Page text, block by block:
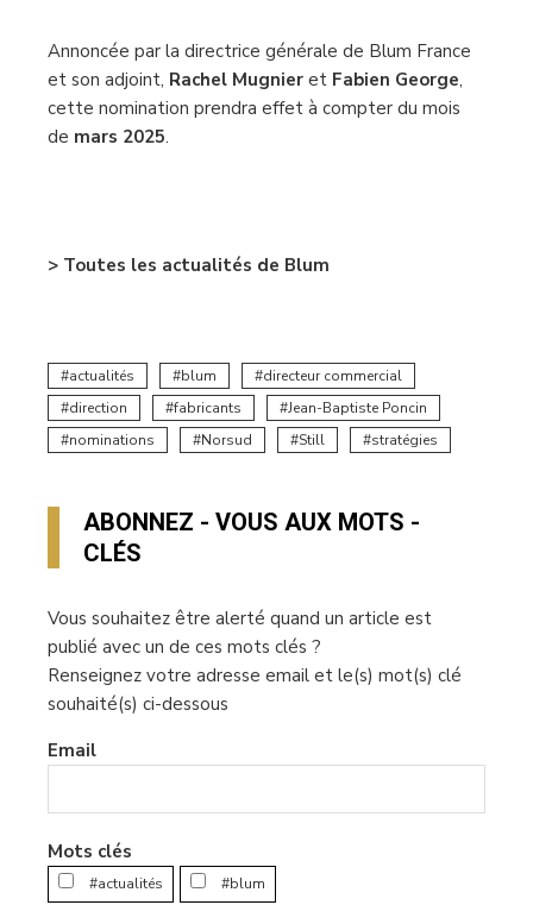
Annoncée par la directrice générale de Blum France
et son adjoint, Rachel Mugnier et Fabien George,
cette nomination prendra effet à compter du mois
de mars 2025.
> Toutes les actualités de Blum
actualités blum
directeur commercial
direction
fabricants
Jean-Baptiste Poncin
nominations
Norsud Still stratégies
ABONNEZ - VOUS AUX MOTS -
CLÉS
Vous souhaitez être alerté quand un article est
publié avec un de ces mots clés ?
Renseignez votre adresse email et le(s) mot(s) clé
souhaité(s) ci-dessous
Email
Mots clés
#actualités #blum